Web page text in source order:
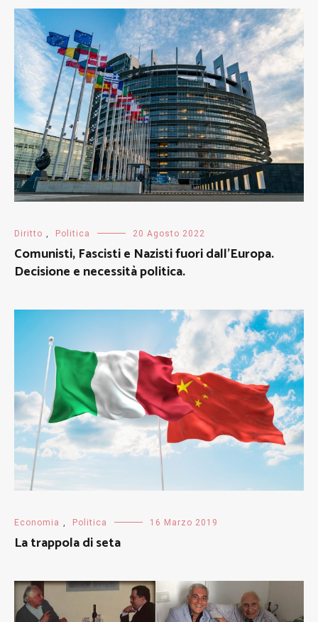
Diritto , Politica 20 Agosto 2022
Comunisti, Fascisti e Nazisti fuori dall’Europa.
Decisione e necessità politica.
Economia , Politica 16 Marzo 2019
La trappola di seta